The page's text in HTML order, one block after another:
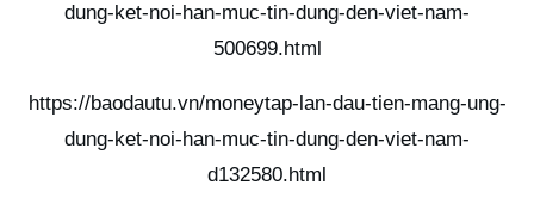
dung-ket-noi-han-muc-tin-dung-den-viet-nam-
500699.html
https://baodautu.vn/moneytap-lan-dau-tien-mang-ung-
dung-ket-noi-han-muc-tin-dung-den-viet-nam-
d132580.html